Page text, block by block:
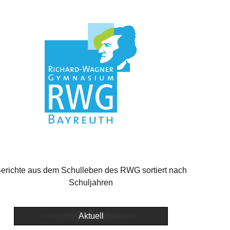
aus dem Schulleben des RWG sortiert nach
Schuljahren
Aktuell